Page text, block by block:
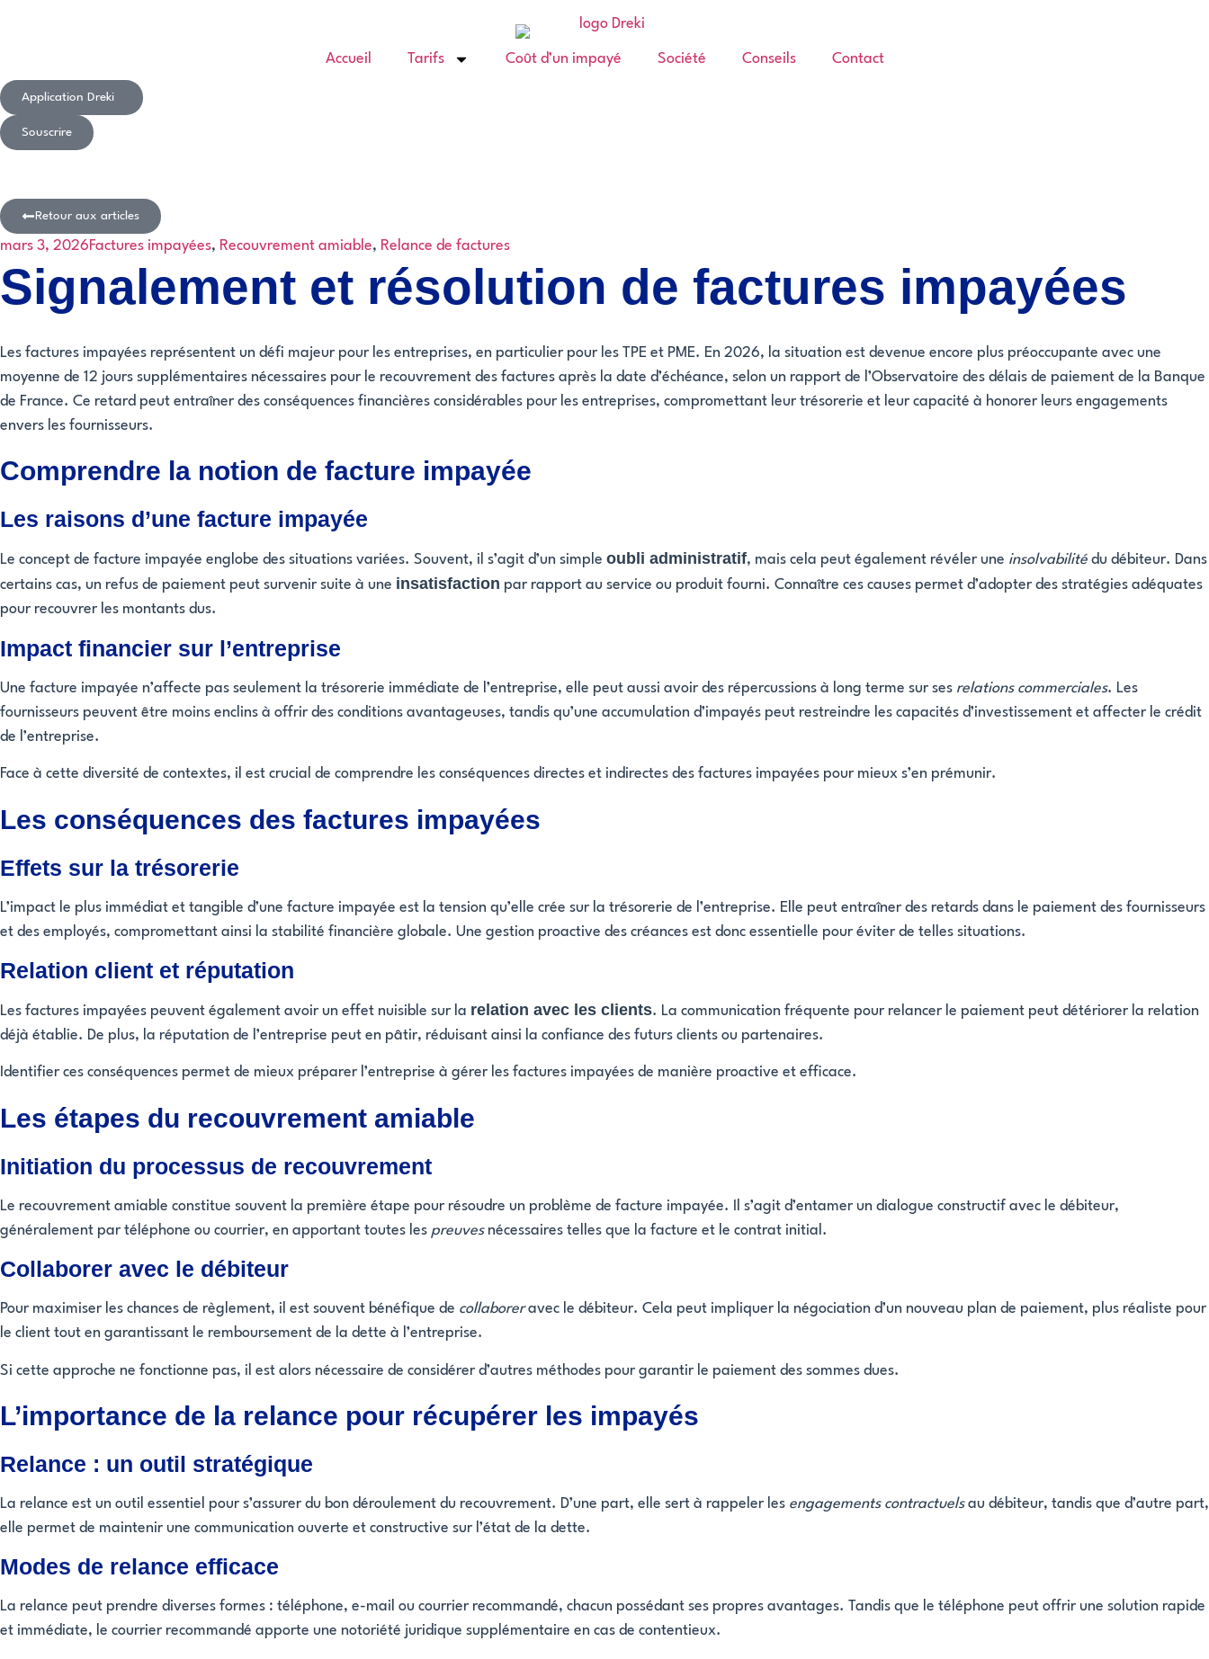
Accueil Tarifs Coût d’un impayé Société Conseils Contact
Application Dreki
Souscrire
Retour aux articles
mars 3, 2026Factures impayées, Recouvrement amiable, Relance de factures
Signalement et résolution de factures impayées
Les factures impayées représentent un défi majeur pour les entreprises, en particulier pour les TPE et PME. En 2026, la situation est devenue encore plus préoccupante avec une
moyenne de 12 jours supplémentaires nécessaires pour le recouvrement des factures après la date d’échéance, selon un rapport de l’Observatoire des délais de paiement de la Banque
de France. Ce retard peut entraîner des conséquences financières considérables pour les entreprises, compromettant leur trésorerie et leur capacité à honorer leurs engagements
envers les fournisseurs.
Comprendre la notion de facture impayée
Les raisons d’une facture impayée
Le concept de facture impayée englobe des situations variées. Souvent, il s’agit d’un simple oubli administratif, mais cela peut également révéler une insolvabilité du débiteur. Dans
certains cas, un refus de paiement peut survenir suite à une insatisfaction par rapport au service ou produit fourni. Connaître ces causes permet d’adopter des stratégies adéquates
pour recouvrer les montants dus.
Impact financier sur l’entreprise
Une facture impayée n’affecte pas seulement la trésorerie immédiate de l’entreprise, elle peut aussi avoir des répercussions à long terme sur ses relations commerciales. Les
fournisseurs peuvent être moins enclins à offrir des conditions avantageuses, tandis qu’une accumulation d’impayés peut restreindre les capacités d’investissement et affecter le crédit
de l’entreprise.
Face à cette diversité de contextes, il est crucial de comprendre les conséquences directes et indirectes des factures impayées pour mieux s’en prémunir.
Les conséquences des factures impayées
Effets sur la trésorerie
L’impact le plus immédiat et tangible d’une facture impayée est la tension qu’elle crée sur la trésorerie de l’entreprise. Elle peut entraîner des retards dans le paiement des fournisseurs
et des employés, compromettant ainsi la stabilité financière globale. Une gestion proactive des créances est donc essentielle pour éviter de telles situations.
Relation client et réputation
Les factures impayées peuvent également avoir un effet nuisible sur la relation avec les clients. La communication fréquente pour relancer le paiement peut détériorer la relation
déjà établie. De plus, la réputation de l’entreprise peut en pâtir, réduisant ainsi la confiance des futurs clients ou partenaires.
Identifier ces conséquences permet de mieux préparer l’entreprise à gérer les factures impayées de manière proactive et efficace.
Les étapes du recouvrement amiable
Initiation du processus de recouvrement
Le recouvrement amiable constitue souvent la première étape pour résoudre un problème de facture impayée. Il s’agit d’entamer un dialogue constructif avec le débiteur,
généralement par téléphone ou courrier, en apportant toutes les preuvesnécessaires telles que la facture et le contrat initial.
Collaborer avec le débiteur
Pour maximiser les chances de règlement, il est souvent bénéfique de collaboreravec le débiteur. Cela peut impliquer la négociation d’un nouveau plan de paiement, plus réaliste pour
le client tout en garantissant le remboursement de la dette à l’entreprise.
Si cette approche ne fonctionne pas, il est alors nécessaire de considérer d’autres méthodes pour garantir le paiement des sommes dues.
L’importance de la relance pour récupérer les impayés
Relance : un outil stratégique
La relance est un outil essentiel pour s’assurer du bon déroulement du recouvrement. D’une part, elle sert à rappeler les engagements contractuelsau débiteur, tandis que d’autre part,
elle permet de maintenir une communication ouverte et constructive sur l’état de la dette.
Modes de relance efficace
La relance peut prendre diverses formes : téléphone, e-mail ou courrier recommandé, chacun possédant ses propres avantages. Tandis que le téléphone peut offrir une solution rapide
et immédiate, le courrier recommandé apporte une notoriété juridique supplémentaire en cas de contentieux.